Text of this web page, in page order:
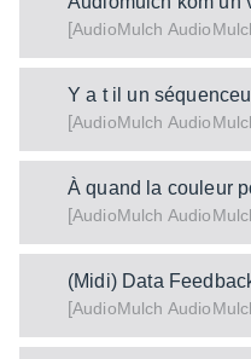
[AudioMulch
Y a t il un
[AudioMulch
À quand la couleur
[AudioMulch
(Midi) Data
[AudioMulch